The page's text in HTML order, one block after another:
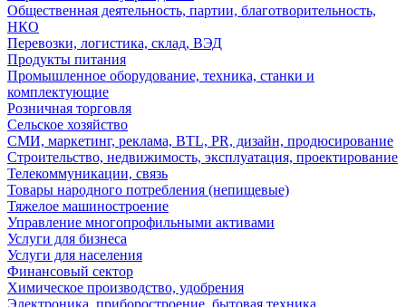
Общественная деятельность, партии, благотворительность,
НКО
Перевозки, логистика, склад, ВЭД
Продукты питания
Промышленное оборудование, техника, станки и
комплектующие
Розничная торговля
Сельское хозяйство
СМИ, маркетинг, реклама, BTL, PR, дизайн, продюсирование
Строительство, недвижимость, эксплуатация, проектирование
Телекоммуникации, связь
Товары народного потребления (непищевые)
Тяжелое машиностроение
Управление многопрофильными активами
Услуги для бизнеса
Услуги для населения
Финансовый сектор
Химическое производство, удобрения
Электроника, приборостроение, бытовая техника,